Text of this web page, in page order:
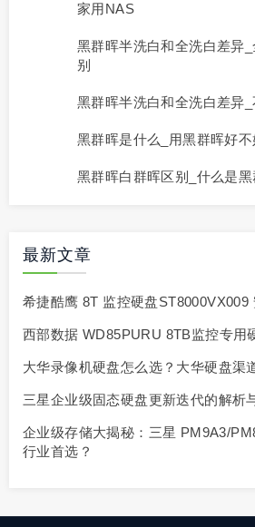
家用NAS
黑群晖半洗白和全洗白差异
别
黑群晖半洗白和全洗白差异_
黑群晖是什么_用黑群晖好不
黑群晖白群晖区别_什么是
最新文章
希捷酷鹰 8T 监控硬盘ST8000VX009
西部数据 WD85PURU 8TB监控专用
大华录像机硬盘怎么选？大华硬盘渠
三星企业级固态硬盘更新迭代的解析
企业级存储大揭秘：三星 PM9A3/
行业首选？